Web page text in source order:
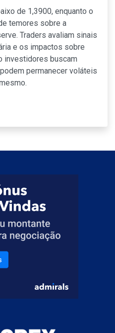
de 1,3900, enquanto o
temores sobre a
Traders avaliam sinais
e os impactos sobre
investidores buscam
permanecer voláteis